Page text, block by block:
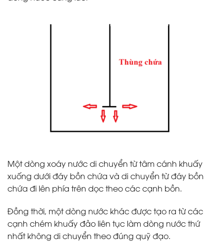
Một dòng xoáy nước di chuyển từ tâm cánh khuấy
xuống dưới đáy bồn chứa và di chuyển từ đáy bồn
chứa đi lên phía trên dọc theo các cạnh bồn.
Đồng thời, một dòng nước khác được tạo ra từ các
cạnh chém khuấy đảo liên tục làm dòng nước thứ
nhất không di chuyển theo đúng quỹ đạo.